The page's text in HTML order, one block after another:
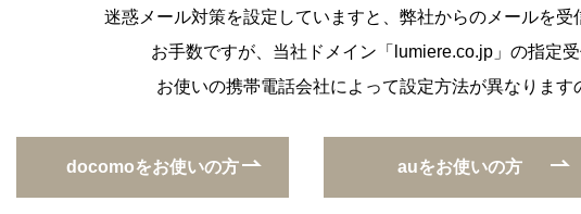
迷惑メール対策を設定していますと、弊社からのメールを受
お手数ですが、当社ドメイン「lumiere.co.jp」の指定受
お使いの携帯電話会社によって設定方法が異なります
docomoをお使いの方 auをお使いの方